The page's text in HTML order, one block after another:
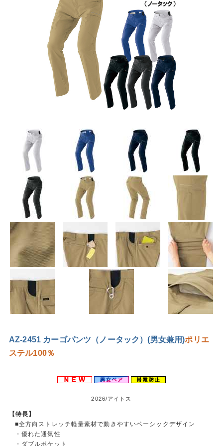
AZ-2451 カーゴパンツ（ノータック）(男女兼用)ポリエ
ステル100％
2026/アイトス
【特長】
■全方向ストレッチ軽量素材で動きやすいベーシックデザイン
・優れた通気性
・ダブルポケット